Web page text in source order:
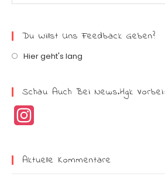
Du Willst Uns Feedback Geben?
Hier geht's lang
Schau Auch Bei News.hgk Vorbei:
Aktuelle Kommentare